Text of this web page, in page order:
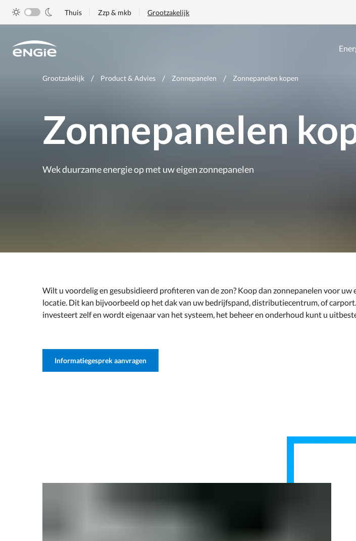
website
Thuis Zzp & mkb Grootzakelijk
Je
Grootzakelijk Product & Advies Zonnepanelen Zonnepanelen kopen
Zonnepanelen
Wek duurzame energie op met uw eigen zonnepanelen
Wilt u voordelig en gesubsidieerd profiteren van de zon? Koop dan zonnepanelen voor uw
locatie. Dit kan bijvoorbeeld op het dak van uw bedrijfspand, distributiecentrum, of
investeert zelf en wordt eigenaar van het systeem, het beheer en onderhoud kunt u
Informatiegesprek aanvragen